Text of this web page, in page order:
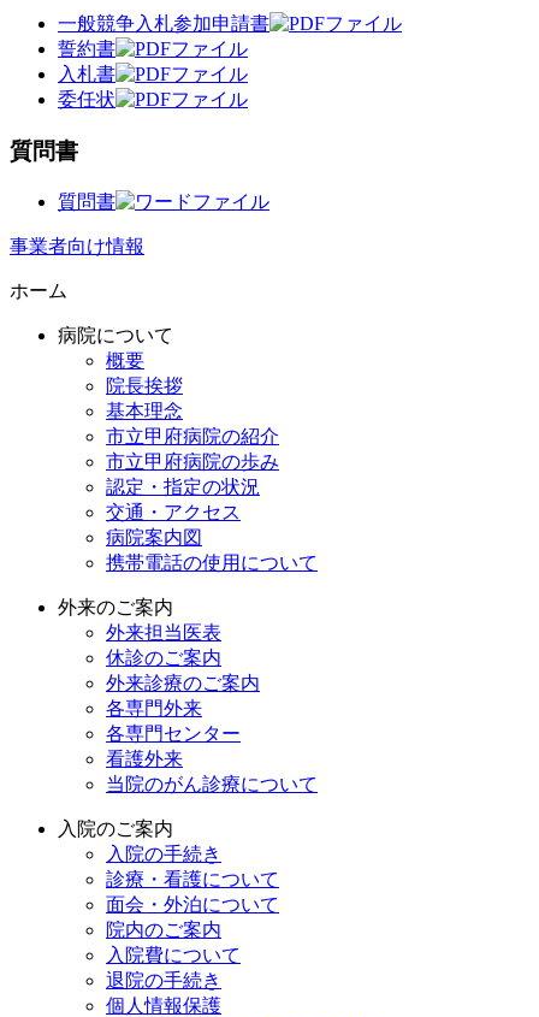
一般競争入札参加申請書
誓約書
入札書
委任状
質問書
質問書
事業者向け情報
ホーム
病院について
概要
院長挨拶
基本理念
市立甲府病院の紹介
市立甲府病院の歩み
認定・指定の状況
交通・アクセス
病院案内図
携帯電話の使用について
外来のご案内
外来担当医表
休診のご案内
外来診療のご案内
各専門外来
各専門センター
看護外来
当院のがん診療について
入院のご案内
入院の手続き
診療・看護について
面会・外泊について
院内のご案内
入院費について
退院の手続き
個人情報保護